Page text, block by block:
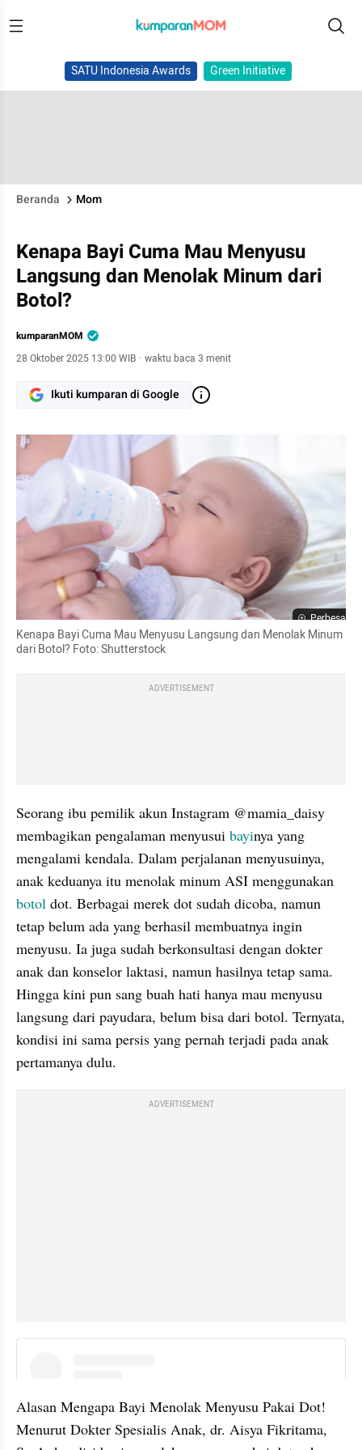
SATU Indonesia Awards Green Initiative
Beranda Mom
Kenapa Bayi Cuma Mau Menyusu
Langsung dan Menolak Minum dari
Botol?
kumparanMOM
28 Oktober 2025 13:00 WIB · waktu baca 3 menit
Ikuti kumparan di Google
Perbesar
Kenapa Bayi Cuma Mau Menyusu Langsung dan Menolak Minum
dari Botol? Foto: Shutterstock
ADVERTISEMENT
Seorang ibu pemilik akun Instagram @mamia_daisy
membagikan pengalaman menyusui bayinya yang
mengalami kendala. Dalam perjalanan menyusuinya,
botol dot. Berbagai merek dot sudah dicoba, namun
tetap belum ada yang berhasil membuatnya ingin
menyusu. Ia juga sudah berkonsultasi dengan dokter
anak dan konselor laktasi, namun hasilnya tetap sama.
Hingga kini pun sang buah hati hanya mau menyusu
langsung dari payudara, belum bisa dari botol. Ternyata,
kondisi ini sama persis yang pernah terjadi pada anak
pertamanya dulu.
ADVERTISEMENT
Alasan Mengapa Bayi Menolak Menyusu Pakai Dot!
Menurut Dokter Spesialis Anak, dr. Aisya Fikritama,